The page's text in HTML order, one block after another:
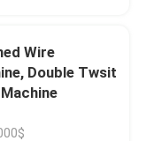
Wire
Double Twsit